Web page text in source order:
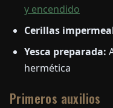
y encendido
Cerillas
Yesca preparada:
hermética
Primeros auxilios